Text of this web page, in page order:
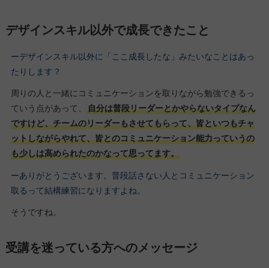
デザインスキル以外で成長できたこと
ーデザインスキル以外に「ここ成長したな」みたいなことはあっ
たりします？
周りの人と一緒にコミュニケーションを取りながら勉強できるっ
ていう点があって、
自分は普段リーダーとかやらないタイプなん
ですけど、チームのリーダーもさせてもらって、皆といつもチャ
ットしながらやれて、皆とのコミュニケーション能力っていうの
も少しは高められたのかなって思ってます。
ーありがとうございます。普段話さない人とコミュニケーション
取るって結構練習になりますよね。
そうですね。
受講を迷っている方へのメッセージ